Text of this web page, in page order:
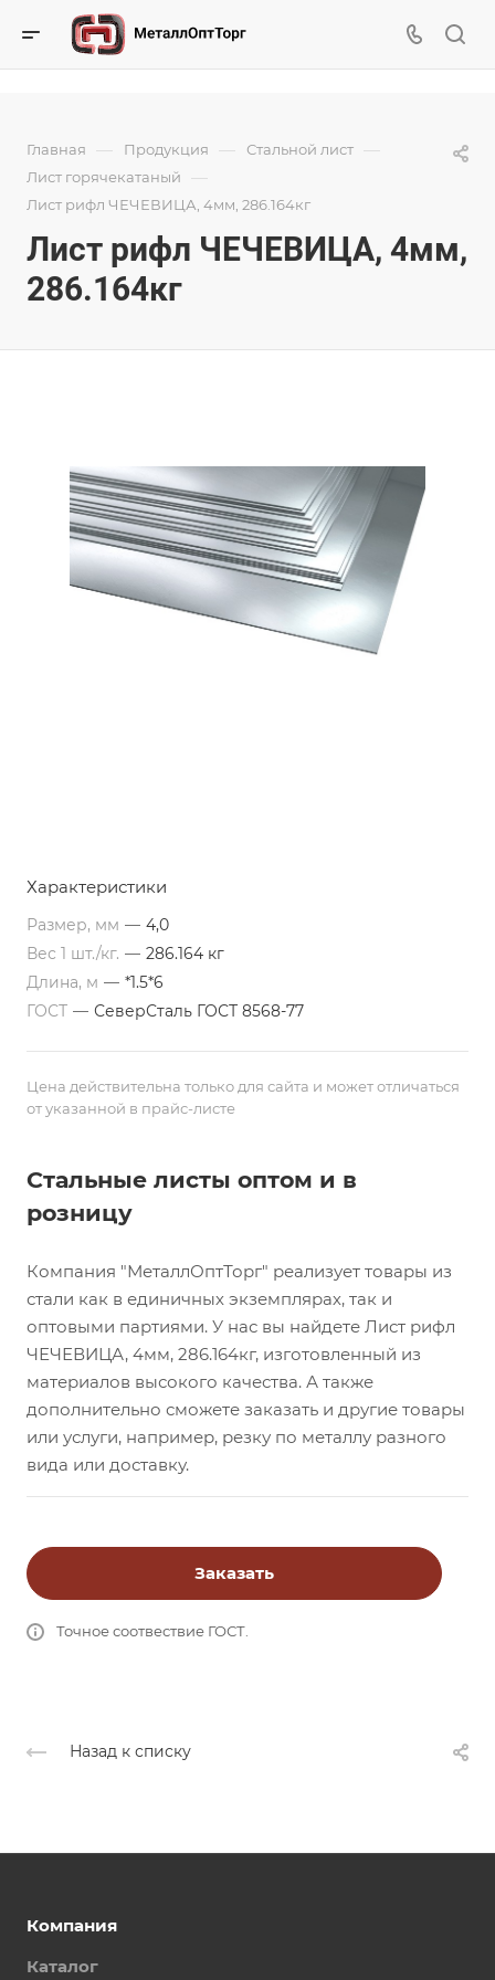
Главная — Продукция — Стальной лист —
Лист горячекатаный —
Лист рифл ЧЕЧЕВИЦА, 4мм, 286.164кг
Лист рифл ЧЕЧЕВИЦА, 4мм,
286.164кг
Характеристики
Размер, мм — 4,0
Вес 1 шт./кг. — 286.164 кг
Длина, м — *1.5*6
ГОСТ — СеверСталь ГОСТ 8568-77
Цена действительна только для сайта и может отличаться
от указанной в прайс-листе
Стальные листы оптом и в
розницу
Компания "МеталлОптТорг" реализует товары из
стали как в единичных экземплярах, так и
оптовыми партиями. У нас вы найдете Лист рифл
ЧЕЧЕВИЦА, 4мм, 286.164кг, изготовленный из
материалов высокого качества. А также
дополнительно сможете заказать и другие товары
или услуги, например, резку по металлу разного
вида или доставку.
Заказать
Точное соотвествие ГОСТ.
Назад к списку
Компания
Каталог